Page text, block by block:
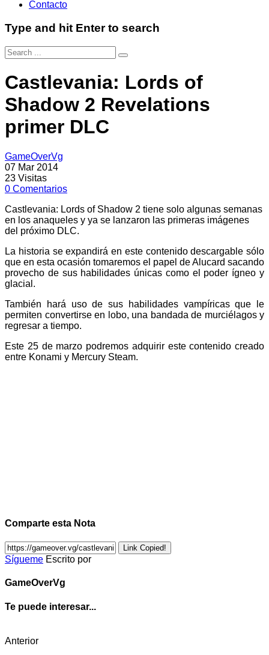
Contacto
Type and hit Enter to search
Castlevania: Lords of
Shadow 2 Revelations
primer DLC
GameOverVg
07 Mar 2014
23 Visitas
0 Comentarios
Castlevania: Lords of Shadow 2 tiene solo algunas semanas
en los anaqueles y ya se lanzaron las primeras imágenes
del próximo DLC.
La historia se expandirá en este contenido descargable sólo
que en esta ocasión tomaremos el papel de Alucard sacando
provecho de sus habilidades únicas como el poder ígneo y
glacial.
También hará uso de sus habilidades vampíricas que le
permiten convertirse en lobo, una bandada de murciélagos y
regresar a tiempo.
Este 25 de marzo podremos adquirir este contenido creado
entre Konami y Mercury Steam.
Comparte esta Nota
Link Copied!
Sígueme Escrito por
GameOverVg
Te puede interesar...
Anterior